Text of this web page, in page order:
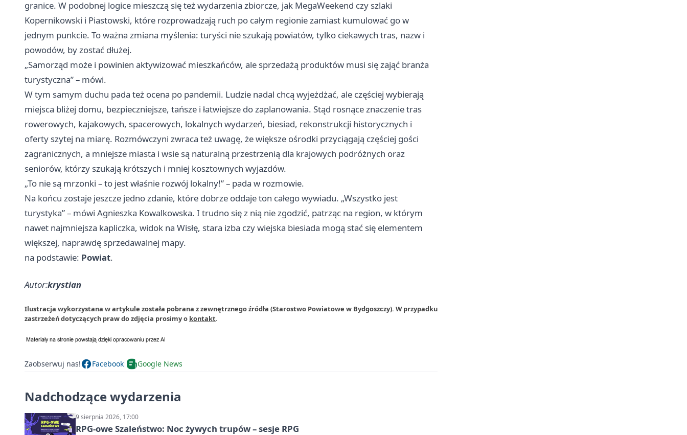
granice. W podobnej logice mieszczą się też wydarzenia zbiorcze, jak MegaWeekend czy szlaki
Kopernikowski i Piastowski, które rozprowadzają ruch po całym regionie zamiast kumulować go w
jednym punkcie. To ważna zmiana myślenia: turyści nie szukają powiatów, tylko ciekawych tras, nazw i
powodów, by zostać dłużej.
„Samorząd może i powinien aktywizować mieszkańców, ale sprzedażą produktów musi się zająć branża
turystyczna” – mówi.
W tym samym duchu pada też ocena po pandemii. Ludzie nadal chcą wyjeżdżać, ale częściej wybierają
miejsca bliżej domu, bezpieczniejsze, tańsze i łatwiejsze do zaplanowania. Stąd rosnące znaczenie tras
rowerowych, kajakowych, spacerowych, lokalnych wydarzeń, biesiad, rekonstrukcji historycznych i
oferty szytej na miarę. Rozmówczyni zwraca też uwagę, że większe ośrodki przyciągają częściej gości
zagranicznych, a mniejsze miasta i wsie są naturalną przestrzenią dla krajowych podróżnych oraz
seniorów, którzy szukają krótszych i mniej kosztownych wyjazdów.
„To nie są mrzonki – to jest właśnie rozwój lokalny!” – pada w rozmowie.
Na końcu zostaje jeszcze jedno zdanie, które dobrze oddaje ton całego wywiadu. „Wszystko jest
turystyka” – mówi Agnieszka Kowalkowska. I trudno się z nią nie zgodzić, patrząc na region, w którym
nawet najmniejsza kapliczka, widok na Wisłę, stara izba czy wiejska biesiada mogą stać się elementem
większej, naprawdę sprzedawalnej mapy.
na podstawie: Powiat.
Autor:krystian
Ilustracja wykorzystana w artykule została pobrana z zewnętrznego źródła (Starostwo Powiatowe w Bydgoszczy). W przypadku
zastrzeżeń dotyczących praw do zdjęcia prosimy o kontakt.
Zaobserwuj nas! Facebook Google News
Nadchodzące wydarzenia
9 sierpnia 2026, 17:00
RPG-owe Szaleństwo: Noc żywych trupów – sesje RPG